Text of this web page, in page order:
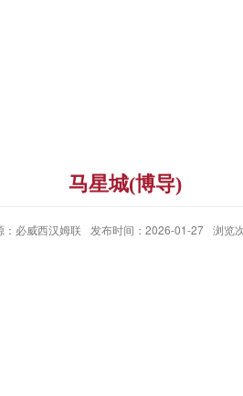
马星城(博导)
：必威西汉姆联 发布时间：2026-01-27 浏览